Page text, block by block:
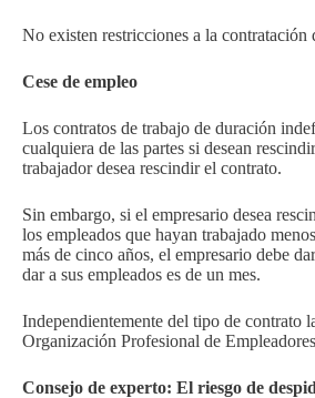
No existen restricciones a la contratación
Cese de empleo
Los contratos de trabajo de duración
cualquiera de las partes si desean
trabajador desea rescindir el contrato.
Sin embargo, si el empresario desea
los empleados que hayan trabajado
más de cinco años, el empresario debe
dar a sus empleados es de un mes.
Independientemente del tipo de contrato
Organización Profesional de
Consejo de experto: El riesgo de